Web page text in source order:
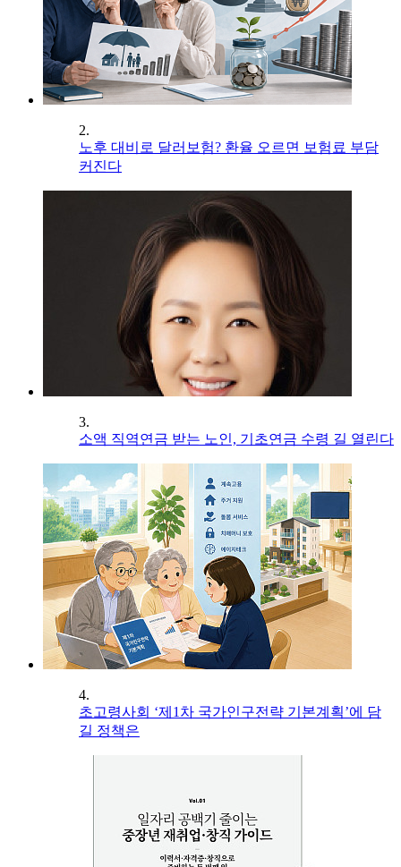
2.
노후 대비로 달러보험? 환율 오르면 보험료 부담
커진다
3.
소액 직역연금 받는 노인, 기초연금 수령 길 열린다
4.
초고령사회 ‘제1차 국가인구전략 기본계획’에 담
길 정책은